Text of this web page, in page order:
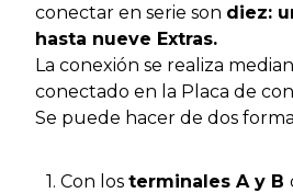
conectar en serie son diez:
hasta nueve Extras.
La conexión se realiza
conectado en la Placa de
Se puede hacer de dos
1. Con los terminales A y B